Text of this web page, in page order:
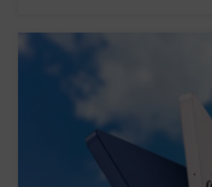
Zajištění bezpečnosti,
podvodů a
zobrazování reklamy a
voleb ochrany osobních